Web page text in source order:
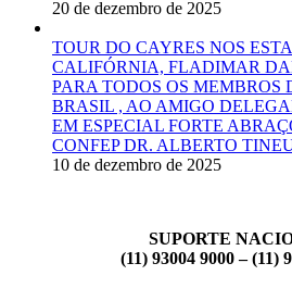
20 de dezembro de 2025
TOUR DO CAYRES NOS
CALIFÓRNIA, FLADIMAR
PARA TODOS OS MEMBROS
BRASIL , AO AMIGO
EM ESPECIAL FORTE
CONFEP DR. ALBERTO
10 de dezembro de 2025
SUPORTE
(11) 93004 9000 – (11)